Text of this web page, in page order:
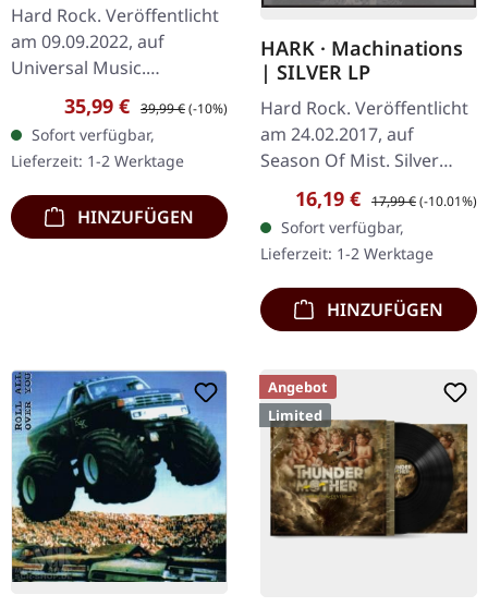
BLACK 2LP
Hard Rock. Veröffentlicht
am 09.09.2022, auf
Universal Music.
Schwarzes Doppel-Vinyl.
Was für ein absoluter
Schatz für Rock-Historiker
und…
Verkaufspreis:
35,99 € Regulärer Preis:
39,99 €(-10%)
Sofort verfügbar,
Lieferzeit: 1-2 Werktage
HINZUFÜGEN
HARK · Machinations
| SILVER LP
Hard Rock. Veröffentlicht
am 24.02.2017, auf
Season Of Mist. Silver
vinyl in gatefold cover
with insert, 200 copies
only Hark entfesselt mit…
Verkaufspreis:
16,19 € Regulärer Preis:
17,99 €(-10.01%)
Sofort verfügbar,
Lieferzeit: 1-2 Werktage
HINZUFÜGEN
Angebot
Limited